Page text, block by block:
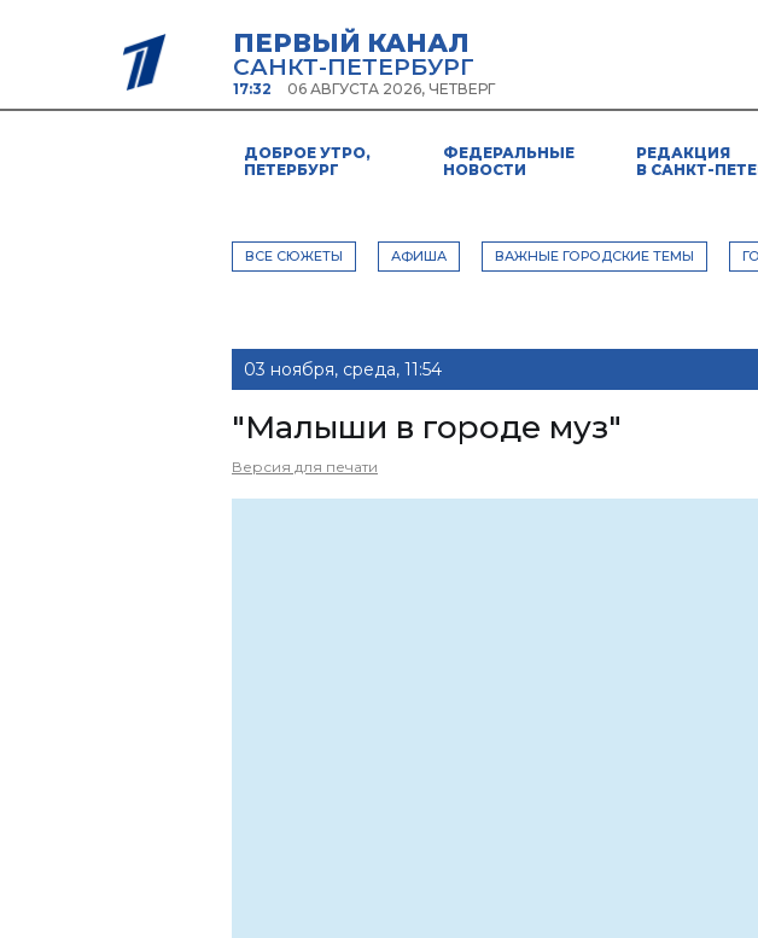
ПЕРВЫЙ КАНАЛ
САНКТ-ПЕТЕРБУРГ
17:32 06 АВГУСТА 2026, ЧЕТВЕРГ
ДОБРОЕ УТРО,
ПЕТЕРБУРГ
ФЕДЕРАЛЬНЫЕ
НОВОСТИ
РЕДАКЦИЯ
В САНКТ-
ВСЕ СЮЖЕТЫ АФИША ВАЖНЫЕ ГОРОДСКИЕ ТЕМЫ
03 ноября, среда, 11:54
"Малыши в городе муз"
Версия для печати